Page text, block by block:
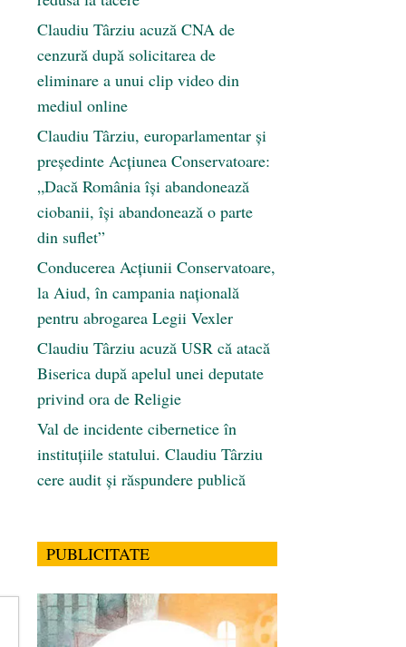
Claudiu Târziu acuză CNA de
cenzură după solicitarea de
eliminare a unui clip video din
mediul online
Claudiu Târziu, europarlamentar și
președinte Acțiunea Conservatoare:
„Dacă România își abandonează
ciobanii, își abandonează o parte
din suflet”
Conducerea Acțiunii Conservatoare,
la Aiud, în campania națională
pentru abrogarea Legii Vexler
Claudiu Târziu acuză USR că atacă
Biserica după apelul unei deputate
privind ora de Religie
Val de incidente cibernetice în
instituțiile statului. Claudiu Târziu
cere audit și răspundere publică
PUBLICITATE